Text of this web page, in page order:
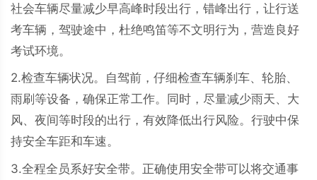
社会车辆尽量减少早高峰时段出行，错峰出行，让行送
考车辆，驾驶途中，杜绝鸣笛等不文明行为，营造良好
考试环境。
2.检查车辆状况。自驾前，仔细检查车辆刹车、轮胎、
雨刷等设备，确保正常工作。同时，尽量减少雨天、大
风、夜间等时段的出行，有效降低出行风险。行驶中保
持安全车距和车速。
3.全程全员系好安全带。正确使用安全带可以将交通事